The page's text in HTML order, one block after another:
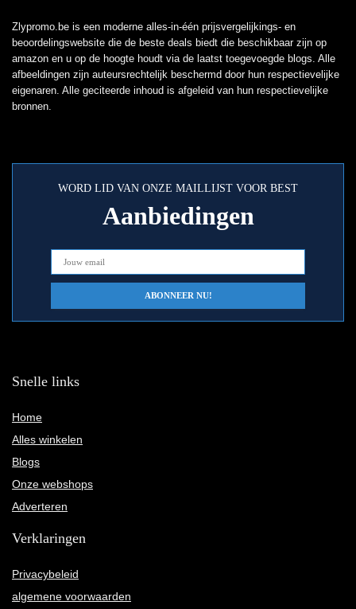
Zlypromo.be is een moderne alles-in-één prijsvergelijkings- en
beoordelingswebsite die de beste deals biedt die beschikbaar zijn op
amazon en u op de hoogte houdt via de laatst toegevoegde blogs. Alle
afbeeldingen zijn auteursrechtelijk beschermd door hun respectievelijke
eigenaren. Alle geciteerde inhoud is afgeleid van hun respectievelijke
bronnen.
WORD LID VAN ONZE MAILLIJST VOOR BEST
Aanbiedingen
Snelle links
Home
Alles winkelen
Blogs
Onze webshops
Adverteren
Verklaringen
Privacybeleid
algemene voorwaarden